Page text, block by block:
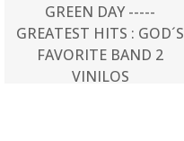
GREEN DAY -----
GREATEST HITS : GOD´S
FAVORITE BAND 2
VINILOS